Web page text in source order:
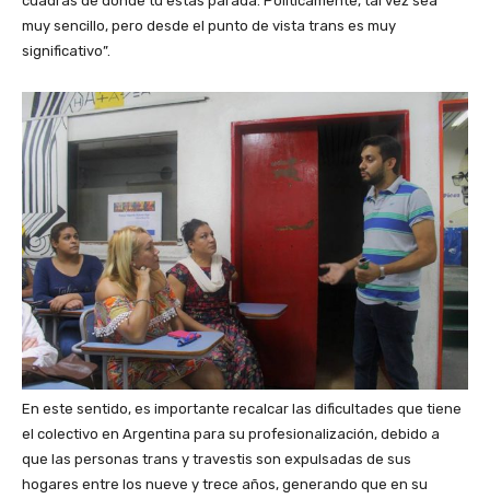
muy sencillo, pero desde el punto de vista trans es muy
significativo”.
En este sentido, es importante recalcar las dificultades que tiene
el colectivo en Argentina para su profesionalización, debido a
que las personas trans y travestis son expulsadas de sus
hogares entre los nueve y trece años, generando que en su